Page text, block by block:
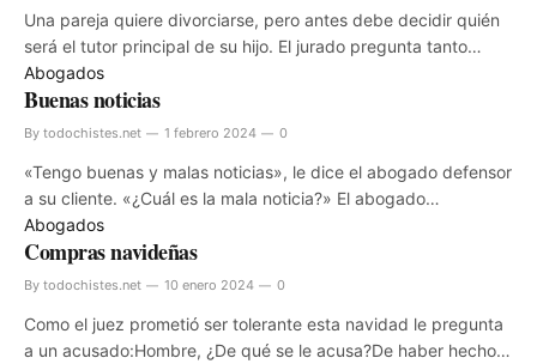
Una pareja quiere divorciarse, pero antes debe decidir quién
será el tutor principal de su hijo. El jurado pregunta tanto…
Abogados
Buenas noticias
By todochistes.net 1 febrero 2024 0
«Tengo buenas y malas noticias», le dice el abogado defensor
a su cliente. «¿Cuál es la mala noticia?» El abogado…
Abogados
Compras navideñas
By todochistes.net 10 enero 2024 0
Como el juez prometió ser tolerante esta navidad le pregunta
a un acusado:Hombre, ¿De qué se le acusa?De haber hecho…